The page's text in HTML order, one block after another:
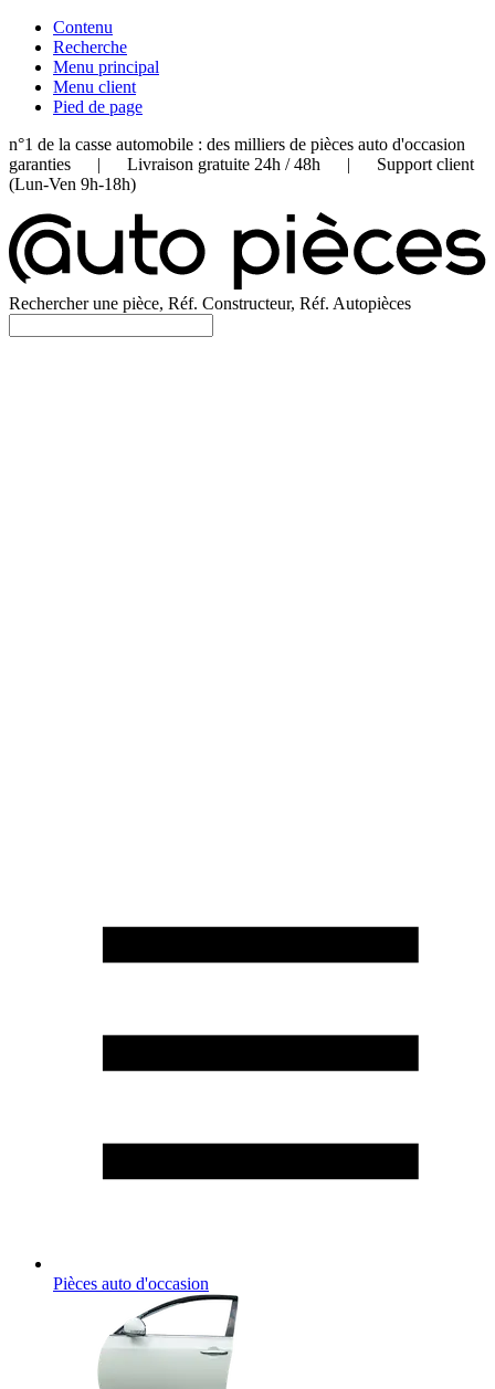
Contenu
Recherche
Menu principal
Menu client
Pied de page
n°1 de la casse automobile : des milliers de pièces auto d'occasion
garanties | Livraison gratuite 24h / 48h | Support client
(Lun-Ven 9h-18h)
Rechercher une pièce, Réf. Constructeur, Réf. Autopièces
Pièces auto d'occasion